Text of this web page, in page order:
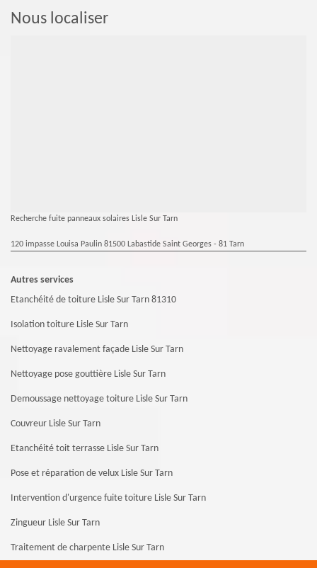
Nous localiser
Recherche fuite panneaux solaires Lisle Sur Tarn
120 impasse Louisa Paulin 81500 Labastide Saint Georges - 81 Tarn
Autres services
Etanchéité de toiture Lisle Sur Tarn 81310
Isolation toiture Lisle Sur Tarn
Nettoyage ravalement façade Lisle Sur Tarn
Nettoyage pose gouttière Lisle Sur Tarn
Demoussage nettoyage toiture Lisle Sur Tarn
Couvreur Lisle Sur Tarn
Etanchéité toit terrasse Lisle Sur Tarn
Pose et réparation de velux Lisle Sur Tarn
Intervention d'urgence fuite toiture Lisle Sur Tarn
Zingueur Lisle Sur Tarn
Traitement de charpente Lisle Sur Tarn